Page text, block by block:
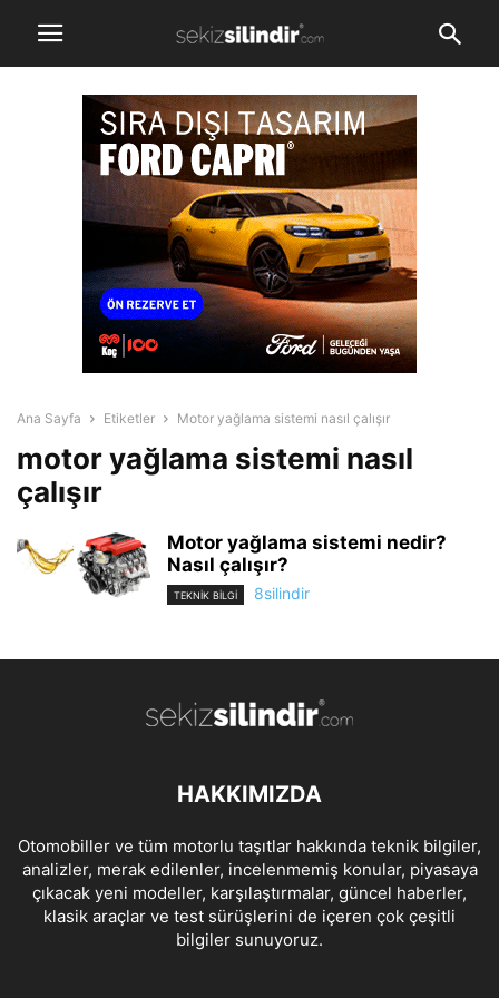
Ana Sayfa Etiketler Motor yağlama sistemi nasıl çalışır
motor yağlama sistemi nasıl
çalışır
Motor yağlama sistemi nedir?
Nasıl çalışır?
TEKNİK BİLGİ 8silindir
HAKKIMIZDA
Otomobiller ve tüm motorlu taşıtlar hakkında teknik bilgiler,
analizler, merak edilenler, incelenmemiş konular, piyasaya
çıkacak yeni modeller, karşılaştırmalar, güncel haberler,
klasik araçlar ve test sürüşlerini de içeren çok çeşitli
bilgiler sunuyoruz.